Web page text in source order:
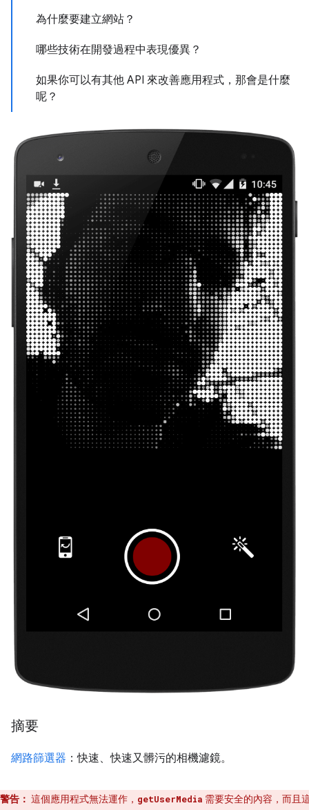
為什麼要建立網站？
哪些技術在開發過程中表現優異？
如果你可以有其他 API 來改善應用程式，那會是什麼
呢？
摘要
網路篩選器 ：快速、快速又髒污的相機濾鏡。
警告： 這個應用程式無法運作， getUserMedia 需要安全的內容，而且